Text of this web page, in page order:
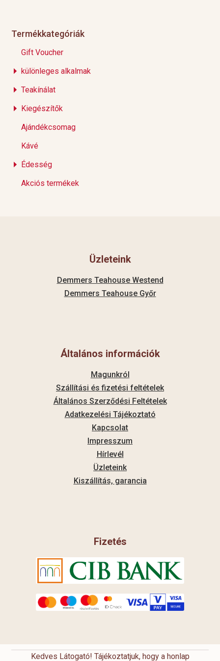
Termékkategóriák
Gift Voucher
különleges alkalmak
Teakínálat
Kiegészítők
Ajándékcsomag
Kávé
Édesség
Akciós termékek
Üzleteink
Demmers Teahouse Westend
Demmers Teahouse Győr
Általános információk
Magunkról
Szállítási és fizetési feltételek
Általános Szerződési Feltételek
Adatkezelési Tájékoztató
Kapcsolat
Impresszum
Hírlevél
Üzleteink
Kiszállítás, garancia
Fizetés
Kedves Látogató! Tájékoztatjuk, hogy a honlap